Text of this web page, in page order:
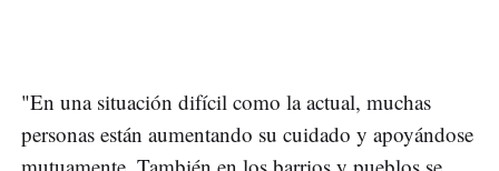
"En una situación difícil como la actual, muchas
personas están aumentando su cuidado y apoyándose